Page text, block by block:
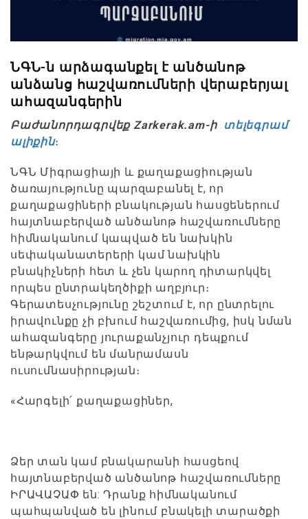
ՆԳՆ-ն արձագանքել է անծանոթ
անձանց հաշվառումների վերաբերյալ
ահազանգերին
Բաժանորդագրվեք Zarkerak.am-ի տելեգրամ
ալիքին։
ՆԳՆ Միգրացիայի և քաղաքացիության
ծառայությունը պարզաբանել է, որ
քաղաքացիների բնակության հասցեներում
հայտնաբերված անծանոթ հաշվառումները
հիմնականում կապված են նախկին
սեփականատերերի կամ նախկին
բնակիչների հետ և չեն կարող դիտարկվել
որպես ընտրակեղծիքի աղբյուր։
Գերատեսչությունը շեշտում է, որ ընտրելու
իրավունքը չի բխում հաշվառումից, իսկ նման
ահազանգերը յուրաքանչյուր դեպքում
ենթարկվում են մանրամասն
ուսումնասիրության։
«Հարգելի՛ քաղաքացիներ,
Ձեր տան կամ բնակարանի հասցեով
հայտնաբերված անծանոթ հաշվառումները
ԻՐԱՎԱՉԱՓ են: Դրանք հիմնականում
պահպանված են լինում բնակելի տարածքի